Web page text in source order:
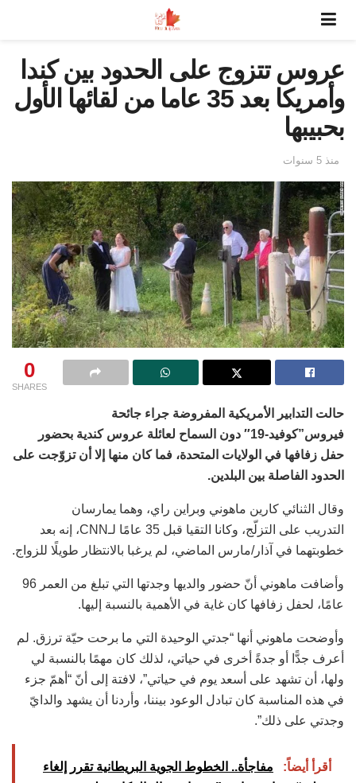
عروس تتزوج على الحدود بين كندا
وأمريكا بعد 35 عاما من لقائها الأول
بحبيبها
منذ 5 سنوات
0
SHARES
حالت التدابير الأمريكية المفروضة جراء جائحة
فيروس”كوفيد-19″ دون السماح لعائلة عروس كندية بحضور
حفل زفافها في الولايات المتحدة، فما كان منها إلا أن تزوّجت على
الحدود الفاصلة بين البلدين.
وقال الثنائي كارين ماهوني وبراين راي، وهما يمارسان
التدريب على التزلّج، وكانا التقيا قبل 35 عامًا لـCNN، إنه بعد
خطوبتهما في آذار/مارس الماضي، لم يرغبا بالانتظار طويلًا للزواج.
وأضافت ماهوني أنّ حضور والديها وجدتها التي تبلغ من العمر 96
عامًا، لحفل زفافها كان غاية في الأهمية بالنسبة إليها.
وأوضحت ماهوني أنها “جدتي الوحيدة التي ما برحت حيّة ترزق. لم
أعرف جدًّا أو جدةً أخرى في حياتي، لذلك كان مهمًا بالنسبة لي
ولها، أن تشهد على أسعد يوم في حياتي”، لافتة إلى أنّ “أهمّ جزء
في هذه المناسبة كان تبادل الوعود بيننا، وأردنا أن يشهد والدايّ
وجدتي على ذلك”.
أقرأ أيضاً:
مفاجأة.. الخطوط الجوية البريطانية تقرر إلغاء